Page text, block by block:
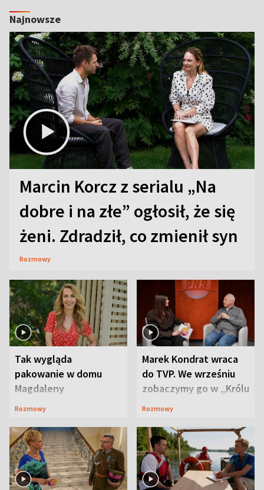
Najnowsze
Marcin Korcz z serialu „Na
dobre i na złe” ogłosił, że się
żeni. Zdradził, co zmienił syn
Rozmowy
Tak wygląda
pakowanie w domu
Magdaleny
Waligórskiej-Lisieckiej.
Rozmowy
Marek Kondrat wraca
do TVP. We wrześniu
zobaczymy go w „Królu
Maciusiu I”
Rozmowy